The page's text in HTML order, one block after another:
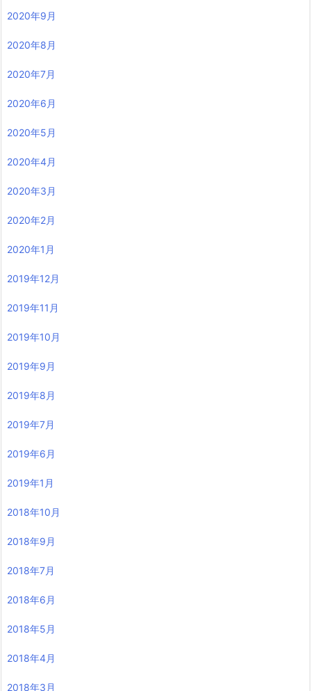
2020年9月
2020年8月
2020年7月
2020年6月
2020年5月
2020年4月
2020年3月
2020年2月
2020年1月
2019年12月
2019年11月
2019年10月
2019年9月
2019年8月
2019年7月
2019年6月
2019年1月
2018年10月
2018年9月
2018年7月
2018年6月
2018年5月
2018年4月
2018年3月